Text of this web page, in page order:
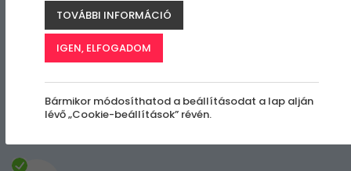
TOVÁBBI INFORMÁCIÓ
IGEN, ELFOGADOM
Bármikor módosíthatod a beállításodat a lap alján
lévő „Cookie-beállítások” révén.